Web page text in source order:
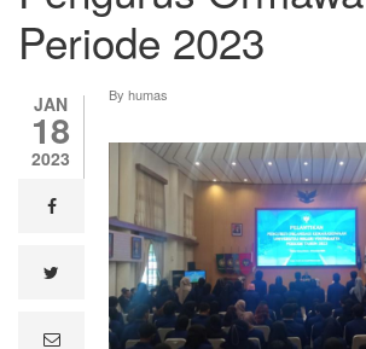
Periode 2023
JAN
18
2023
facebook
e
By humas